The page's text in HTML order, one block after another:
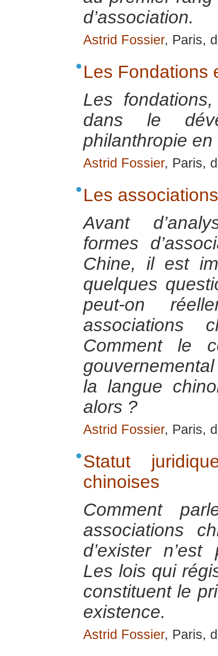
d’association.
Astrid Fossier, Paris,
Les Fondations
Les
dans le
philanthropie en
Astrid Fossier, Paris,
Les
Avant
formes
Chine, il est
quelques
peut-on
associations
Comment le
la langue
alors ?
Astrid Fossier, Paris,
Statut
chinoises
Comment
associations
d’exister
Les lois qui
constituent le
existence.
Astrid Fossier, Paris,